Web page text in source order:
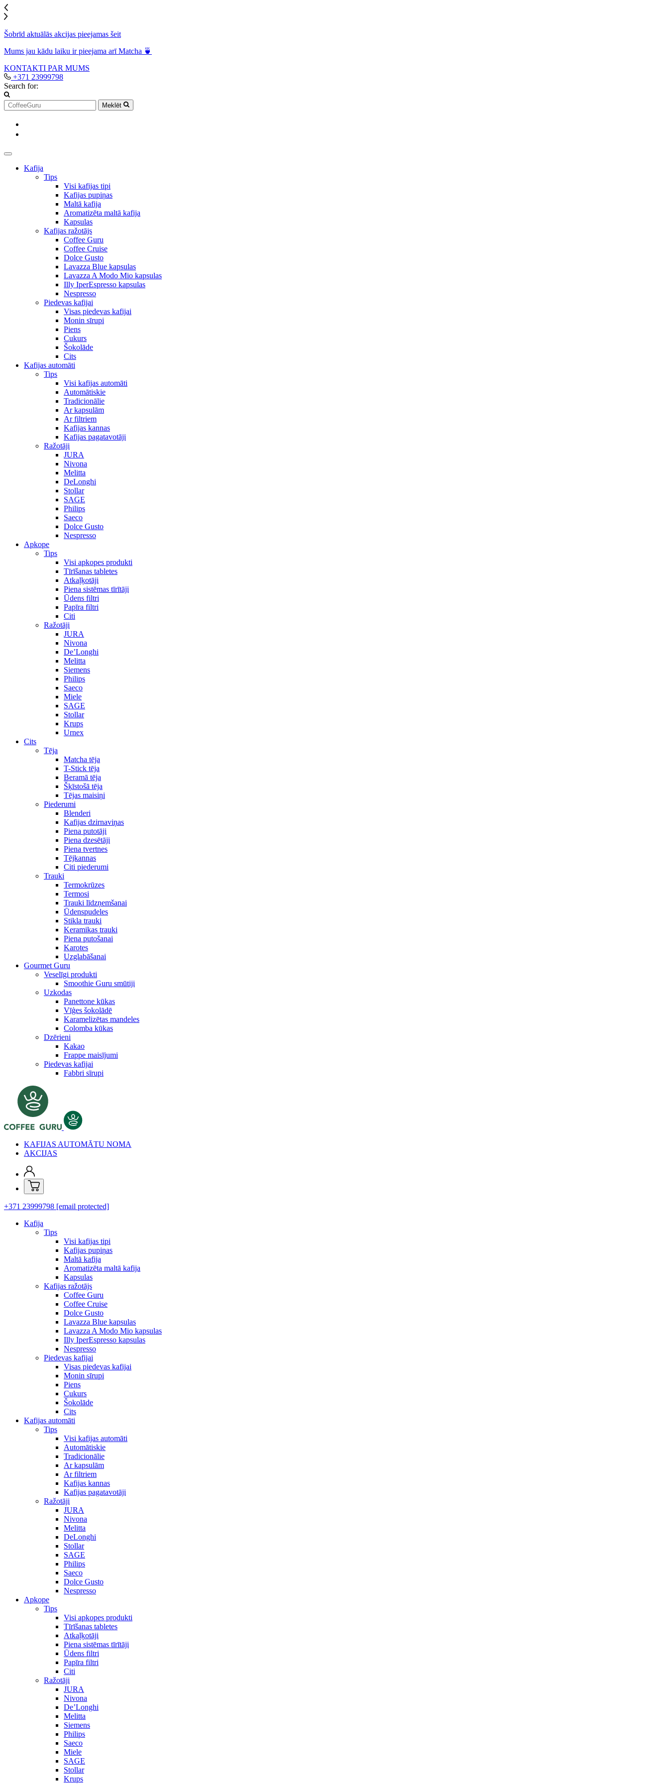
Šobrīd aktuālās akcijas pieejamas šeit
Mums jau kādu laiku ir pieejama arī Matcha 🍵
KONTAKTI PAR MUMS
+371 23999798
Search for:
Meklēt
Kafija
Tips
Visi kafijas tipi
Kafijas pupiņas
Maltā kafija
Aromatizēta maltā kafija
Kapsulas
Kafijas ražotājs
Coffee Guru
Coffee Cruise
Dolce Gusto
Lavazza Blue kapsulas
Lavazza A Modo Mio kapsulas
Illy IperEspresso kapsulas
Nespresso
Piedevas kafijai
Visas piedevas kafijai
Monin sīrupi
Piens
Cukurs
Šokolāde
Cits
Kafijas automāti
Tips
Visi kafijas automāti
Automātiskie
Tradicionālie
Ar kapsulām
Ar filtriem
Kafijas kannas
Kafijas pagatavotāji
Ražotāji
JURA
Nivona
Melitta
DeLonghi
Stollar
SAGE
Philips
Saeco
Dolce Gusto
Nespresso
Apkope
Tips
Visi apkopes produkti
Tīrīšanas tabletes
Atkaļķotāji
Piena sistēmas tīrītāji
Ūdens filtri
Papīra filtri
Citi
Ražotāji
JURA
Nivona
De’Longhi
Melitta
Siemens
Philips
Saeco
Miele
SAGE
Stollar
Krups
Urnex
Cits
Tēja
Matcha tēja
T-Stick tēja
Beramā tēja
Šķīstošā tēja
Tējas maisiņi
Piederumi
Blenderi
Kafijas dzirnaviņas
Piena putotāji
Piena dzesētāji
Piena tvertnes
Tējkannas
Citi piederumi
Trauki
Termokrūzes
Termosi
Trauki līdzņemšanai
Ūdenspudeles
Stikla trauki
Keramikas trauki
Piena putošanai
Karotes
Uzglabāšanai
Gourmet Guru
Veselīgi produkti
Smoothie Guru smūtiji
Uzkodas
Panettone kūkas
Vīģes šokolādē
Karamelizētas mandeles
Colomba kūkas
Dzērieni
Kakao
Frappe maisījumi
Piedevas kafijai
Fabbri sīrupi
KAFIJAS AUTOMĀTU NOMA
AKCIJAS
+371 23999798 [email protected]
Kafija
Tips
Visi kafijas tipi
Kafijas pupiņas
Maltā kafija
Aromatizēta maltā kafija
Kapsulas
Kafijas ražotājs
Coffee Guru
Coffee Cruise
Dolce Gusto
Lavazza Blue kapsulas
Lavazza A Modo Mio kapsulas
Illy IperEspresso kapsulas
Nespresso
Piedevas kafijai
Visas piedevas kafijai
Monin sīrupi
Piens
Cukurs
Šokolāde
Cits
Kafijas automāti
Tips
Visi kafijas automāti
Automātiskie
Tradicionālie
Ar kapsulām
Ar filtriem
Kafijas kannas
Kafijas pagatavotāji
Ražotāji
JURA
Nivona
Melitta
DeLonghi
Stollar
SAGE
Philips
Saeco
Dolce Gusto
Nespresso
Apkope
Tips
Visi apkopes produkti
Tīrīšanas tabletes
Atkaļķotāji
Piena sistēmas tīrītāji
Ūdens filtri
Papīra filtri
Citi
Ražotāji
JURA
Nivona
De’Longhi
Melitta
Siemens
Philips
Saeco
Miele
SAGE
Stollar
Krups